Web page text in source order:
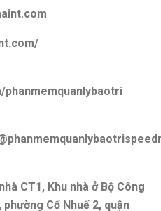
CT1, Khu nhà ở Bộ Công
Cổ Nhuế 2, quận